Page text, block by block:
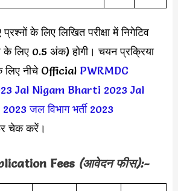
के लिए लिखित परीक्षा में निगेटिव
के लिए 0.5 अंक) होगी। चयन प्रक्रिया
लिए नीचे Official PWRMDC
Jal Nigam Bharti 2023 Jal
जल विभाग भर्ती 2023
चेक करें।
Fees (आवेदन फीस):-